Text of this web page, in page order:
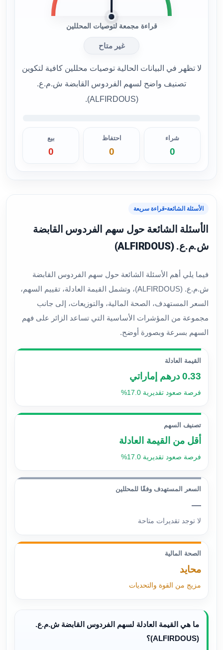
قراءة مجمعة لتوصيات المحللين
غير متاح
لا تظهر في البيانات الحالية توصيات محللين كافية لتكوين
تصنيف واضح لسهم الفردوس القابضة ش.م.ع.
(ALFIRDOUS).
شراء
0
احتفاظ
0
بيع
0
الأسئلة الشائعة•قراءة سريعة
الأسئلة الشائعة حول سهم الفردوس القابضة
ش.م.ع. (ALFIRDOUS)
فيما يلي أهم الأسئلة الشائعة حول سهم الفردوس القابضة
ش.م.ع. (ALFIRDOUS)، وتشمل القيمة العادلة، تقييم السهم،
السعر المستهدف، الصحة المالية، والتوزيعات، إلى جانب
مجموعة من المؤشرات الأساسية التي تساعد الزائر على فهم
السهم بسرعة وبصورة أوضح.
القيمة العادلة
0.33 درهم إماراتي
فرصة صعود تقديرية 17.0%
تصنيف السهم
أقل من القيمة العادلة
فرصة صعود تقديرية 17.0%
السعر المستهدف وفقًا للمحللين
—
لا توجد تقديرات متاحة
الصحة المالية
محايد
مزيج من القوة والتحديات
ما هي القيمة العادلة لسهم الفردوس القابضة ش.م.ع.
(ALFIRDOUS)؟